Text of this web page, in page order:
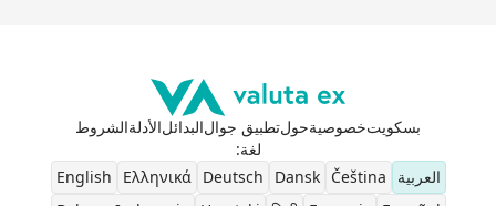
بسكويتخصوصيةحولتطبيق جوالالبدائلالأدلةالشروط
لغة:
العربية
Čeština
Dansk
Deutsch
Ελληνικά
English